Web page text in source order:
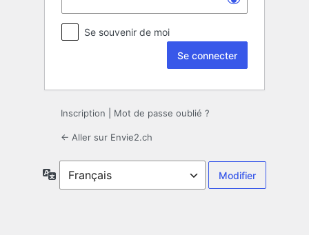
Se souvenir de moi
Inscription Mot de passe oublié ?
← Aller sur Envie2.ch
Langue